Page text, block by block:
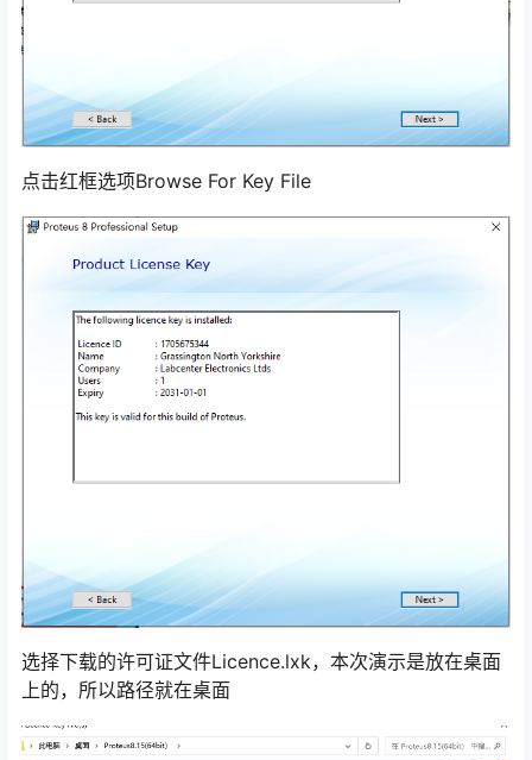
点击红框选项Browse For Key File
选择下载的许可证文件Licence.lxk，本次演示是放在桌面
上的，所以路径就在桌面